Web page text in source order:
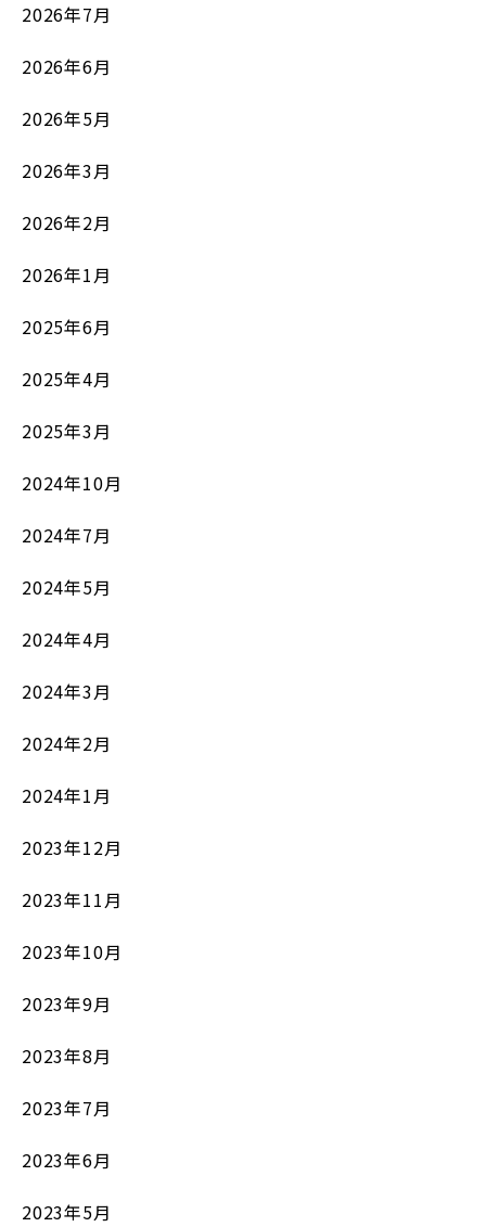
2026年7月
2026年6月
2026年5月
2026年3月
2026年2月
2026年1月
2025年6月
2025年4月
2025年3月
2024年10月
2024年7月
2024年5月
2024年4月
2024年3月
2024年2月
2024年1月
2023年12月
2023年11月
2023年10月
2023年9月
2023年8月
2023年7月
2023年6月
2023年5月